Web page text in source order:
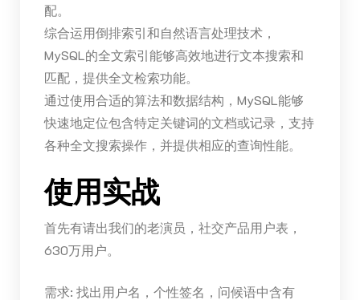
配。
综合运用倒排索引和自然语言处理技术，
MySQL的全文索引能够高效地进行文本搜索和
匹配，提供全文检索功能。
通过使用合适的算法和数据结构，MySQL能够
快速地定位包含特定关键词的文档或记录，支持
各种全文搜索操作，并提供相应的查询性能。
使用实战
首先有请出我们的老演员，社交产品用户表，
630万用户。
需求: 找出用户名，个性签名，问候语中含有